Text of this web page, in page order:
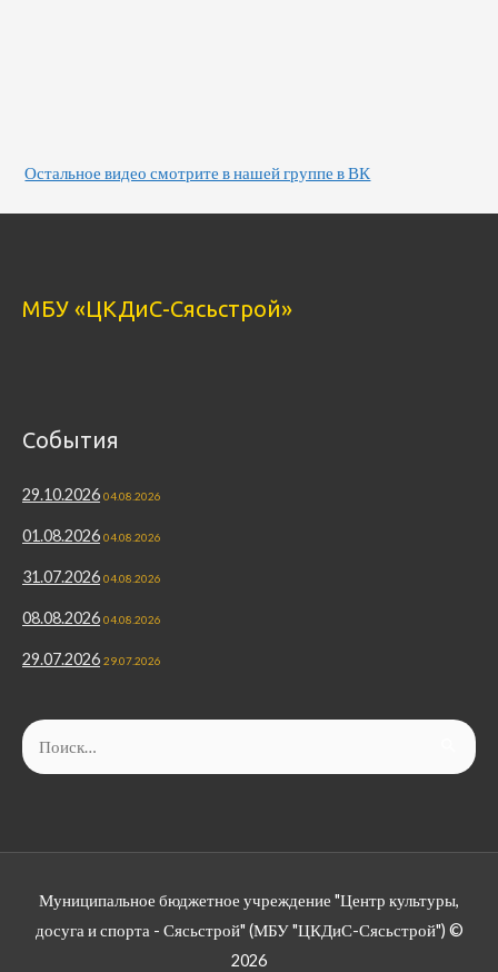
Остальное видео смотрите в нашей группе в ВК
МБУ «ЦКДиС-Сясьстрой»
События
29.10.2026 04.08.2026
01.08.2026 04.08.2026
31.07.2026 04.08.2026
08.08.2026 04.08.2026
29.07.2026 29.07.2026
Найти:
Муниципальное бюджетное учреждение "Центр культуры,
досуга и спорта - Сясьстрой" (МБУ "ЦКДиС-Сясьстрой") ©
2026